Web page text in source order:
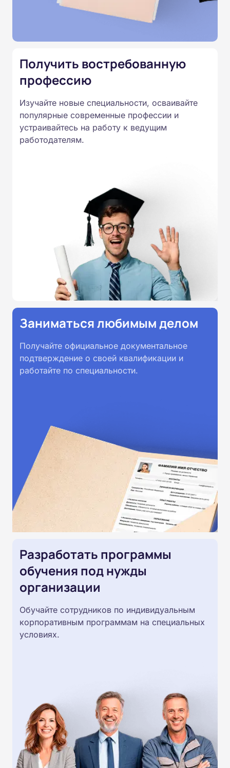
Министерства образования.
Подготовка ведется по всем
России от 14.07.2023 N 534 в
соответствии с Федеральными
образовательными стандартами
профессионального образования.
Удостоверения и дипломы о
Получить востребованную
профессию
Изучайте новые специальности, осваивайте
популярные современные профессии и
устраивайтесь на работу к ведущим
работодателям.
Заниматься любимым делом
Получайте официальное документальное
подтверждение о своей квалификации и
работайте по специальности.
Разработать программы
обучения под нужды
организации
Обучайте сотрудников по индивидуальным
корпоративным программам на специальных
условиях.